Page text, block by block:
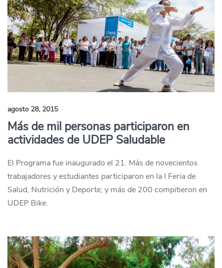
agosto 28, 2015
Más de mil personas participaron en
actividades de UDEP Saludable
El Programa fue inaugurado el 21. Más de novecientos
trabajadores y estudiantes participaron en la I Feria de
Salud, Nutrición y Deporte; y más de 200 compitieron en
UDEP Bike.